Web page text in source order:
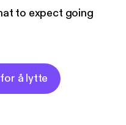
to expect going
å lytte